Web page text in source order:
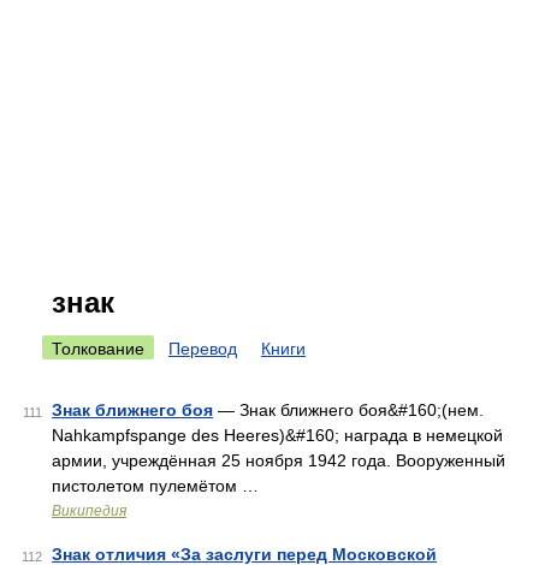
знак
Толкование Перевод Книги
111 Знак ближнего боя — Знак ближнего боя&#160;(нем.
Nahkampfspange des Heeres)&#160; награда в немецкой
армии, учреждённая 25 ноября 1942 года. Вооруженный
пистолетом пулемётом …
Википедия
112
Знак отличия «За заслуги перед Московской